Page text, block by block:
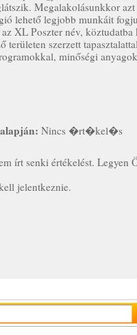
Megalakolásunkkor
lehető legjobb munkáit
XL Poszter név,
területen szerzett
minőségi
Nincs �rt�kel�s
írt senki értékelést. Legyen
jelentkeznie.